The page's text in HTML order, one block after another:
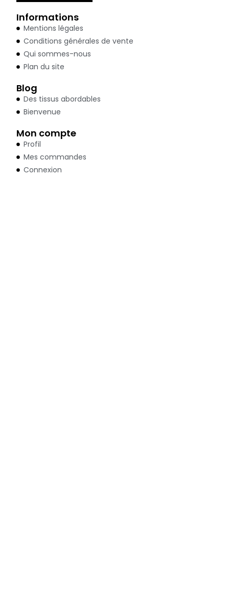
Informations
Mentions légales
Conditions générales de vente
Qui sommes-nous
Plan du site
Blog
Des tissus abordables
Bienvenue
Mon compte
Profil
Mes commandes
Connexion